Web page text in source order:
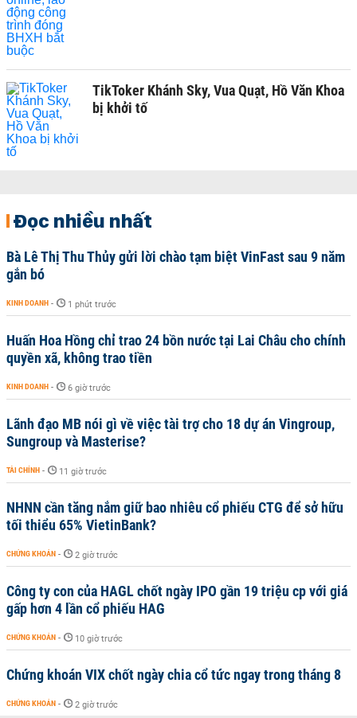
TikToker Khánh Sky, Vua Quạt, Hồ Văn Khoa
bị khởi tố
Đọc nhiều nhất
Bà Lê Thị Thu Thủy gửi lời chào tạm biệt VinFast sau 9 năm
gắn bó
KINH DOANH - 1 phút trước
Huấn Hoa Hồng chỉ trao 24 bồn nước tại Lai Châu cho chính
quyền xã, không trao tiền
KINH DOANH - 6 giờ trước
Lãnh đạo MB nói gì về việc tài trợ cho 18 dự án Vingroup,
Sungroup và Masterise?
TÀI CHÍNH - 11 giờ trước
NHNN cần tăng nắm giữ bao nhiêu cổ phiếu CTG để sở hữu
tối thiểu 65% VietinBank?
CHỨNG KHOÁN - 2 giờ trước
Công ty con của HAGL chốt ngày IPO gần 19 triệu cp với giá
gấp hơn 4 lần cổ phiếu HAG
CHỨNG KHOÁN - 10 giờ trước
Chứng khoán VIX chốt ngày chia cổ tức ngay trong tháng 8
CHỨNG KHOÁN - 2 giờ trước